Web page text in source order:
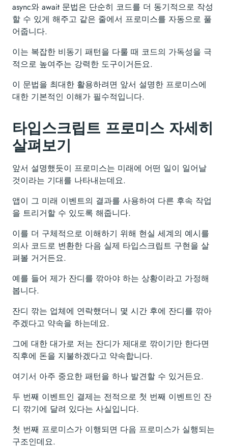
async와 await 문법은 단순히 코드를 더 동기적으로 작성
할 수 있게 해주고 같은 줄에서 프로미스를 자동으로 풀
어줍니다.
이는 복잡한 비동기 패턴을 다룰 때 코드의 가독성을 극
적으로 높여주는 강력한 도구이거든요.
이 문법을 최대한 활용하려면 앞서 설명한 프로미스에
대한 기본적인 이해가 필수적입니다.
타입스크립트 프로미스 자세히
살펴보기
앞서 설명했듯이 프로미스는 미래에 어떤 일이 일어날
것이라는 기대를 나타내는데요.
앱이 그 미래 이벤트의 결과를 사용하여 다른 후속 작업
을 트리거할 수 있도록 해줍니다.
이를 더 구체적으로 이해하기 위해 현실 세계의 예시를
의사 코드로 변환한 다음 실제 타입스크립트 구현을 살
펴볼 거거든요.
예를 들어 제가 잔디를 깎아야 하는 상황이라고 가정해
봅니다.
잔디 깎는 업체에 연락했더니 몇 시간 후에 잔디를 깎아
주겠다고 약속을 하는데요.
그에 대한 대가로 저는 잔디가 제대로 깎이기만 한다면
직후에 돈을 지불하겠다고 약속합니다.
여기서 아주 중요한 패턴을 하나 발견할 수 있거든요.
두 번째 이벤트인 결제는 전적으로 첫 번째 이벤트인 잔
디 깎기에 달려 있다는 사실입니다.
첫 번째 프로미스가 이행되면 다음 프로미스가 실행되는
구조인데요.